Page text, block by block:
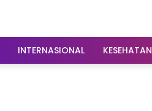
INTERNASIONAL KESEHATAN